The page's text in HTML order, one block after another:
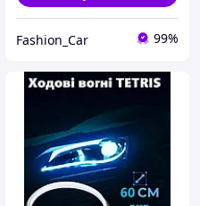
Fashion_Car 99%